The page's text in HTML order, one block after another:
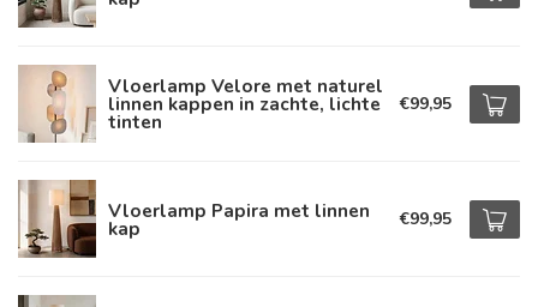
Vloerlamp Velore met naturel
linnen kappen in zachte, lichte
tinten
€99,95
Vloerlamp Papira met linnen
kap €99,95